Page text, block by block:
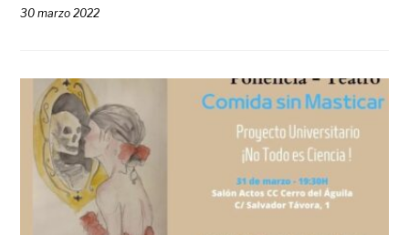
30 marzo 2022